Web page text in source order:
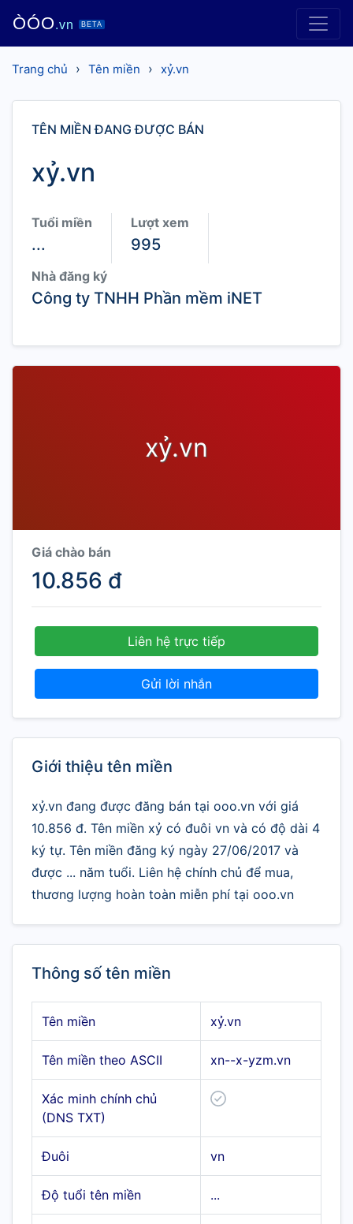
ÒÓO.vn BETA
Trang chủ › Tên miền › xỷ.vn
TÊN MIỀN ĐANG ĐƯỢC BÁN
xỷ.vn
Tuổi miền
...
Lượt xem
995
Nhà đăng ký
Công ty TNHH Phần mềm iNET
xỷ.vn
Giá chào bán
10.856 đ
Liên hệ trực tiếp
Gửi lời nhắn
Giới thiệu tên miền
xỷ.vn đang được đăng bán tại ooo.vn với giá
10.856 đ. Tên miền xỷ có đuôi vn và có độ dài 4
ký tự. Tên miền đăng ký ngày 27/06/2017 và
được ... năm tuổi. Liên hệ chính chủ để mua,
thương lượng hoàn toàn miễn phí tại ooo.vn
Thông số tên miền
Tên miền xỷ.vn
Tên miền theo ASCII xn--x-yzm.vn
Xác minh chính chủ
(DNS TXT)
Đuôi vn
Độ tuổi tên miền ...